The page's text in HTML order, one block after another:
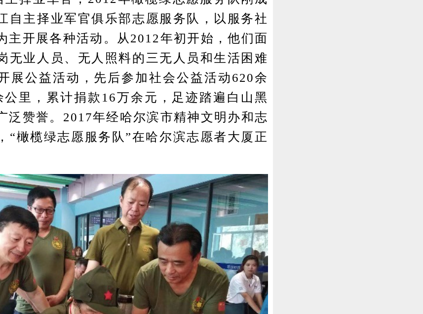
自主择业军官俱乐部志愿服务队，以服务社
主开展各种活动。从2012年初开始，他们面
无业人员、无人照料的三无人员和生活困难
展公益活动，先后参加社会公益活动620余
公里，累计捐款16万余元，足迹踏遍白山黑
泛赞誉。2017年经哈尔滨市精神文明办和志
“橄榄绿志愿服务队”在哈尔滨志愿者大厦正